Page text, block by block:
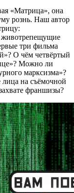
«Матрица», она
рознь. Наш автор
животрепещущие
три фильма
О чём четвёртый
Можно ли
марксизма»?
лица на съёмочной
франшизы?